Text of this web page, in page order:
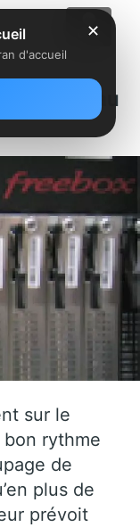
prévus au
sur le
rythme
de
plus de
prévoit
✕
d'accueil